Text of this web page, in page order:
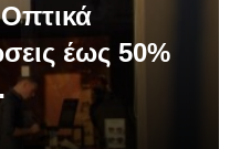
έως 50%